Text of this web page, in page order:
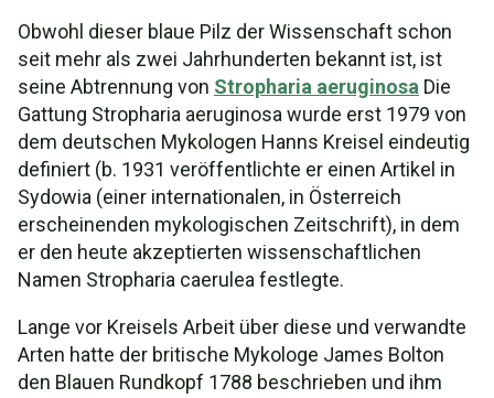
Obwohl dieser blaue Pilz der Wissenschaft schon
seit mehr als zwei Jahrhunderten bekannt ist, ist
seine Abtrennung von Stropharia aeruginosa Die
Gattung Stropharia aeruginosa wurde erst 1979 von
dem deutschen Mykologen Hanns Kreisel eindeutig
definiert (b. 1931 veröffentlichte er einen Artikel in
Sydowia (einer internationalen, in Österreich
erscheinenden mykologischen Zeitschrift), in dem
er den heute akzeptierten wissenschaftlichen
Namen Stropharia caerulea festlegte.
Lange vor Kreisels Arbeit über diese und verwandte
Arten hatte der britische Mykologe James Bolton
den Blauen Rundkopf 1788 beschrieben und ihm